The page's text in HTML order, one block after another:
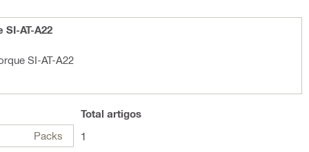
AT-A22
SI-AT-A22
Packs
Total artigos
1